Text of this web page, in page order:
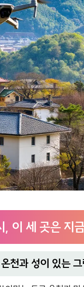
, 이 세 곳은 지
천과 성이 있는 그